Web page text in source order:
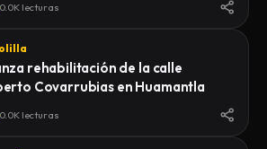
DONDE SE REALIZARÍAN EL
lecturas
rehabilitación de la calle
Covarrubias en Huamantla
lecturas